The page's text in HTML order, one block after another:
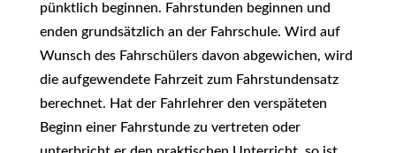
pünktlich beginnen. Fahrstunden beginnen und
enden grundsätzlich an der Fahrschule. Wird auf
Wunsch des Fahrschülers davon abgewichen, wird
die aufgewendete Fahrzeit zum Fahrstundensatz
berechnet. Hat der Fahrlehrer den verspäteten
Beginn einer Fahrstunde zu vertreten oder